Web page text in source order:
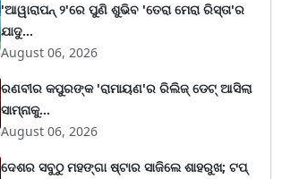
'ଆୱାରାପନ୍ ୨'ରେ ପୁଣି ଶୁଭିବ 'ତେରା ମେରା ରିସ୍ତା'ର
ଯାଦୁ...
August 06, 2026
ରଣବୀର କପୁରଙ୍କ 'ରାମାୟଣ'ର ରିଲିଜ୍ ଡେଟ୍ ଆସିଲା
ସାମ୍ନାକୁ...
August 06, 2026
ଦେଶର ସବୁଠୁ ମହଙ୍ଗା ଷ୍ଟାର ସାଜିଲେ ଶାହରୁଖ; ଟପ୍‌